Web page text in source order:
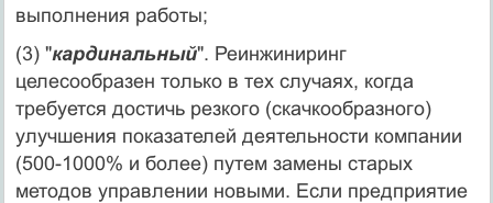
выполнения работы;
(3) "кардинальный". Реинжиниринг
целесообразен только в тех случаях, когда
требуется достичь резкого (скачкообразного)
улучшения показателей деятельности компании
(500-1000% и более) путем замены старых
методов управлении новыми. Если предприятие